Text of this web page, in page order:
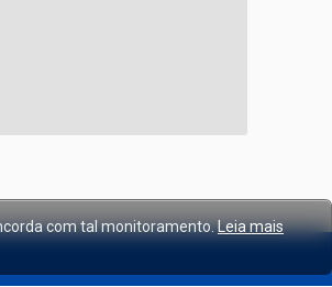
com tal monitoramento.Leia mais